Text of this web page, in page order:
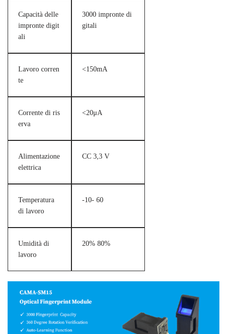
Capacità delle
impronte digit
ali
3000 impronte di
gitali
Lavoro corren
te
<150mA
Corrente di ris
erva
<20μA
Alimentazione
elettrica
CC 3,3 V
Temperatura
di lavoro
-10- 60
Umidità di
lavoro
20% 80%